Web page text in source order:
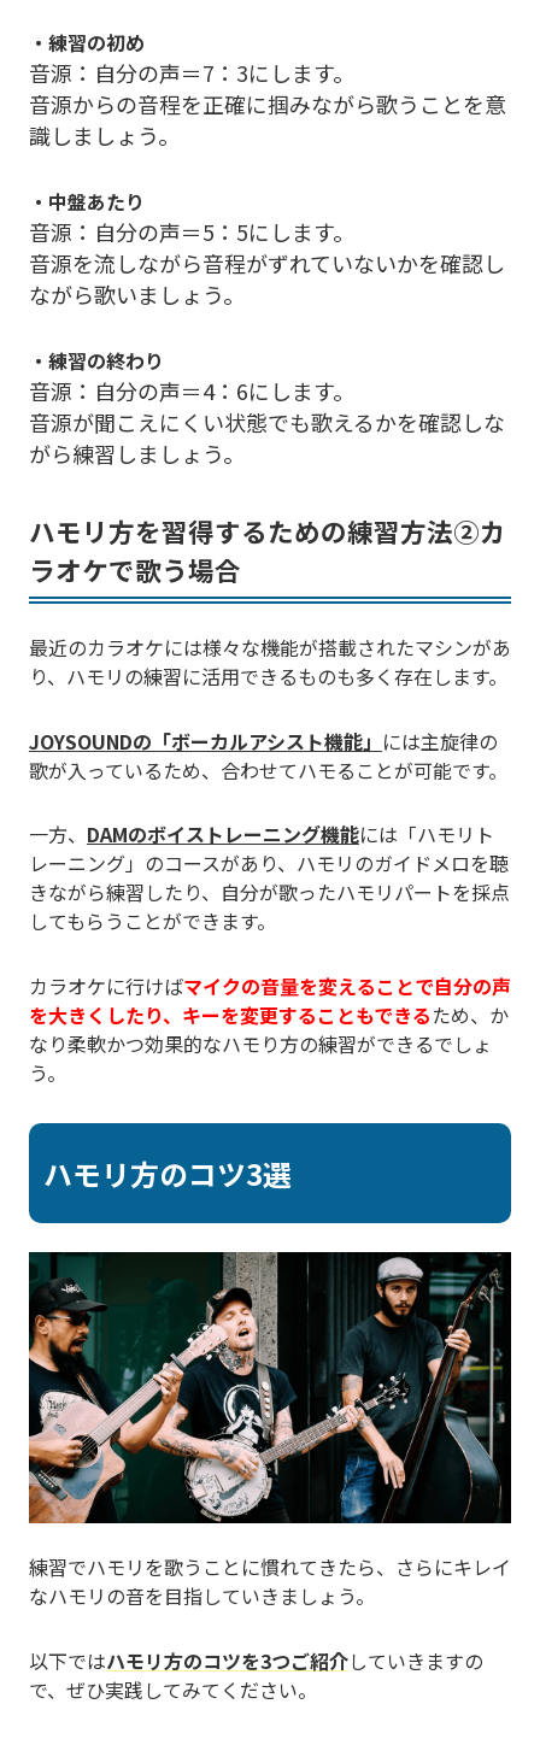
・練習の初め
音源：自分の声＝7：3にします。
音源からの音程を正確に掴みながら歌うことを意
識しましょう。
・中盤あたり
音源：自分の声＝5：5にします。
音源を流しながら音程がずれていないかを確認し
ながら歌いましょう。
・練習の終わり
音源：自分の声＝4：6にします。
音源が聞こえにくい状態でも歌えるかを確認しな
がら練習しましょう。
ハモリ方を習得するための練習方法②カ
ラオケで歌う場合
最近のカラオケには様々な機能が搭載されたマシンがあ
り、ハモリの練習に活用できるものも多く存在します。
JOYSOUNDの「ボーカルアシスト機能」 には主旋律の
歌が入っているため、合わせてハモることが可能です。
一方、 DAMのボイストレーニング機能には「ハモリト
レーニング」のコースがあり、ハモリのガイドメロを聴
きながら練習したり、自分が歌ったハモリパートを採点
してもらうことができます。
カラオケに行けばマイクの音量を変えることで自分の声
を大きくしたり、キーを変更することもできるため、か
なり柔軟かつ効果的なハモり方の練習ができるでしょ
う。
ハモリ方のコツ3選
練習でハモリを歌うことに慣れてきたら、さらにキレイ
なハモリの音を目指していきましょう。
以下ではハモリ方のコツを3つご紹介していきますの
で、ぜひ実践してみてください。